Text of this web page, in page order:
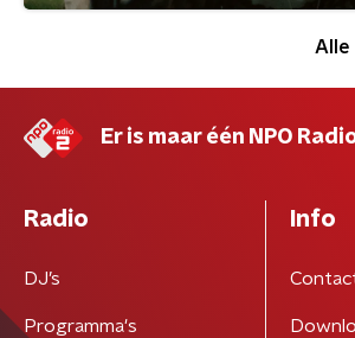
Alle
Er is maar één NPO
Radio
DJ’s
Programma's
Info